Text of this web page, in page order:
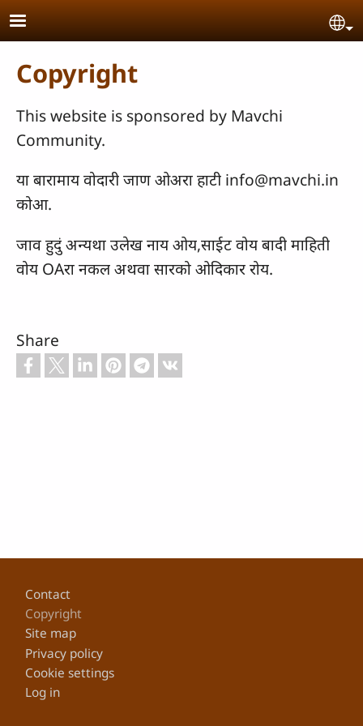
Skip to main content
Copyright
This website is sponsored by Mavchi
Community.
या बारामाय वोदारी जाण ओअरा हाटी info@mavchi.in
कोआ.
जाव हुदुं अन्यथा उलेख नाय ओय,साईट वोय बादी माहिती
वोय OAरा नकल अथवा सारको ओदिकार रोय.
Share
Footer
Contact
Copyright
Site map
Privacy policy
Cookie settings
Log in